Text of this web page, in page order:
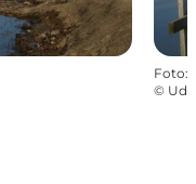
Foto:
©